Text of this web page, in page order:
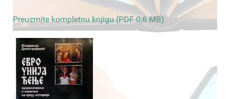
Preuzmite kompletnu knjigu (PDF 0,6 MB)